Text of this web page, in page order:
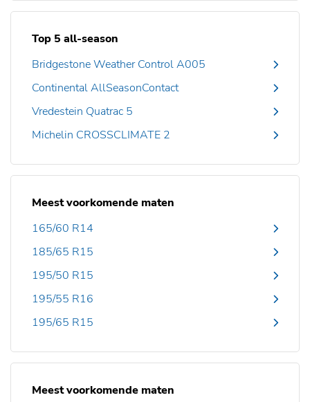
Top 5 all-season
Bridgestone Weather Control A005
Continental AllSeasonContact
Vredestein Quatrac 5
Michelin CROSSCLIMATE 2
Meest voorkomende maten
165/60 R14
185/65 R15
195/50 R15
195/55 R16
195/65 R15
Meest voorkomende maten